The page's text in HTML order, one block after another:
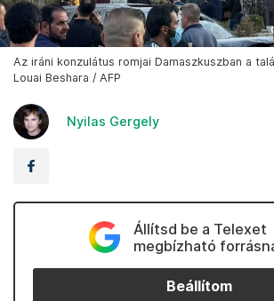
Az iráni konzulátus romjai Damaszkuszban a
Louai Beshara / AFP
Nyilas Gergely
Állítsd be a Telexet
megbízható
Beállítom